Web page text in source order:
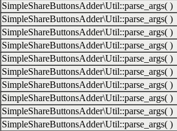
SimpleShareButtonsAdder\Util::parse_args( )
SimpleShareButtonsAdder\Util::parse_args( )
SimpleShareButtonsAdder\Util::parse_args( )
SimpleShareButtonsAdder\Util::parse_args( )
SimpleShareButtonsAdder\Util::parse_args( )
SimpleShareButtonsAdder\Util::parse_args( )
SimpleShareButtonsAdder\Util::parse_args( )
SimpleShareButtonsAdder\Util::parse_args( )
SimpleShareButtonsAdder\Util::parse_args( )
SimpleShareButtonsAdder\Util::parse_args( )